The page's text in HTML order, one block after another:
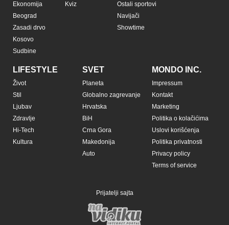
Ekonomija
Beograd
Zasadi drvo
Kosovo
Sudbine
Kviz
Ostali sportovi
Navijači
Showtime
LIFESTYLE
Život
Stil
Ljubav
Zdravlje
Hi-Tech
Kultura
SVET
Planeta
Globalno zagrevanje
Hrvatska
BiH
Crna Gora
Makedonija
Auto
MONDO INC.
Impressum
Kontakt
Marketing
Politika o kolačićima
Uslovi korišćenja
Politika privatnosti
Privacy policy
Terms of service
Prijatelji sajta